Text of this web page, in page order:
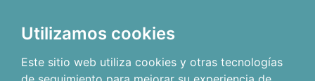
Utilizamos cookies
Este sitio web utiliza cookies y otras tecnologías